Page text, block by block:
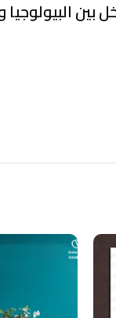
البيولوجيا